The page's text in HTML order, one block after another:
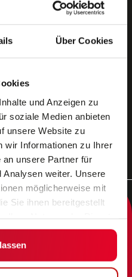
Über Cookies
und Anzeigen zu
soziale Medien anbieten
unsere Website zu
wir Informationen zu Ihrer
an unsere Partner für
Analysen weiter. Unsere
möglicherweise mit
Sie ihnen bereitgestellt